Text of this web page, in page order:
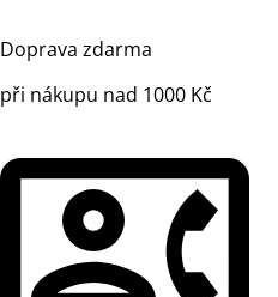
Doprava zdarma
při nákupu nad 1000 Kč